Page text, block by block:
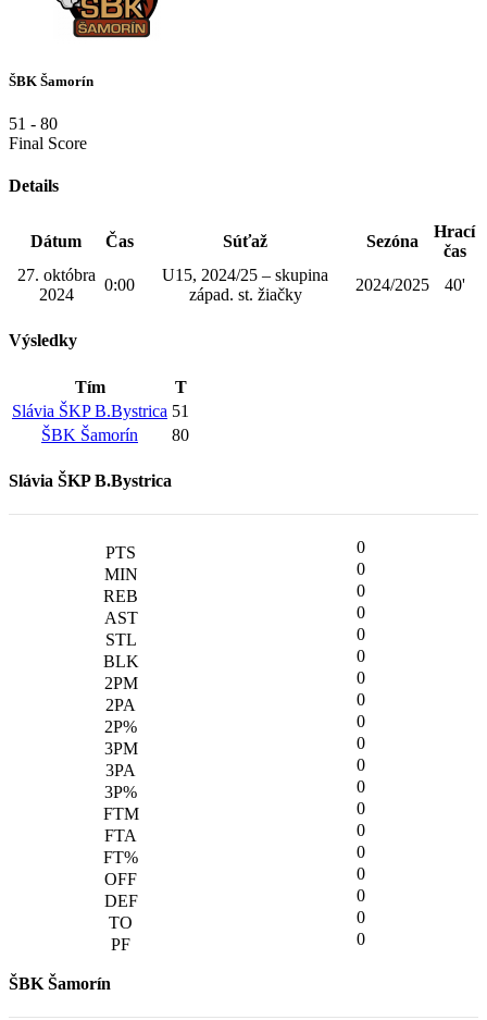
ŠBK Šamorín
51 - 80
Final Score
Details
Dátum Čas Súťaž Sezóna
Hrací
čas
27. októbra
2024
0:00
U15, 2024/25 – skupina
západ. st. žiačky
2024/2025 40'
Výsledky
Tím
T
Slávia ŠKP B.Bystrica 51
ŠBK Šamorín
80
Slávia ŠKP B.Bystrica
0
0
0
0
0
0
0
0
0
0
0
0
0
0
0
0
0
0
0
ŠBK Šamorín